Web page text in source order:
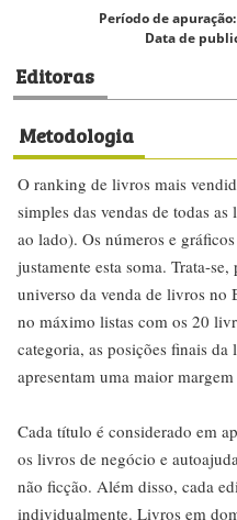
Período de apuração:
Data de
Editoras
Metodologia
O ranking de livros mais
simples das vendas de todas
ao lado). Os números e
justamente esta soma. Trata-
universo da venda de livros no
no máximo listas com os 20
categoria, as posições finais da
apresentam uma maior
Cada título é considerado em
os livros de negócio e
não ficção. Além disso, cada
individualmente. Livros em